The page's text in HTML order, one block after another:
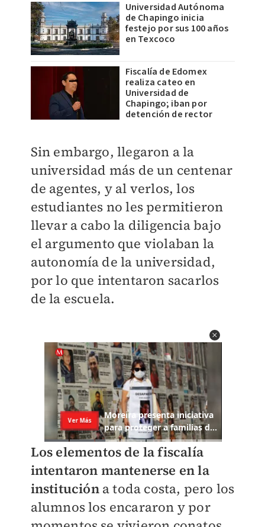
Universidad Autónoma
de Chapingo inicia
festejo por sus 100 años
en Texcoco
Fiscalía de Edomex
realiza cateo en
Universidad de
Chapingo; iban por
detención de rector
Sin embargo, llegaron a la
universidad más de un centenar
de agentes, y al verlos, los
estudiantes no les permitieron
llevar a cabo la diligencia bajo
el argumento que violaban la
autonomía de la universidad,
por lo que intentaron sacarlos
de la escuela.
Los elementos de la fiscalía
intentaron mantenerse en la
institucióna toda costa, pero los
alumnos los encararon y por